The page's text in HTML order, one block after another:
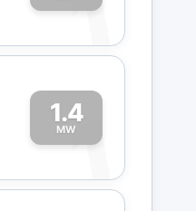
1.4
MW
1